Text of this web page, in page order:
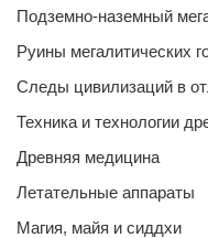
Подземно-наземный
Руины мегалитических
Следы цивилизаций в
Техника и технологии
Древняя медицина
Летательные аппараты
Магия, майя и сиддхи